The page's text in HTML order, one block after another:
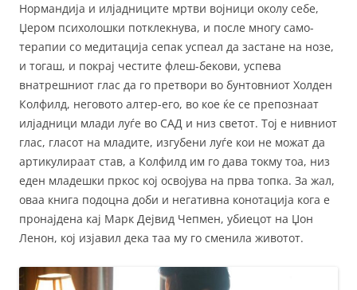
Нормандија и илјадниците мртви војници околу себе,
Џером психолошки потклекнува, и после многу само-
терапии со медитација сепак успеал да застане на нозе,
и тогаш, и покрај честите флеш-бекови, успева
внатрешниот глас да го претвори во бунтовниот Холден
Колфилд, неговото алтер-его, во кое ќе се препознаат
илјадници млади луѓе во САД и низ светот. Тој е нивниот
глас, гласот на младите, изгубени луѓе кои не можат да
артикулираат став, а Колфилд им го дава токму тоа, низ
еден младешки пркос кој освојува на прва топка. За жал,
оваа книга подоцна доби и негативна конотација кога е
пронајдена кај Марк Дејвид Чепмен, убиецот на Џон
Ленон, кој изјавил дека таа му го сменила животот.